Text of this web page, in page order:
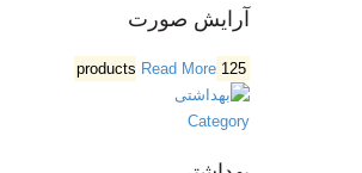
آرایش صورت
125 products
Read More
Category